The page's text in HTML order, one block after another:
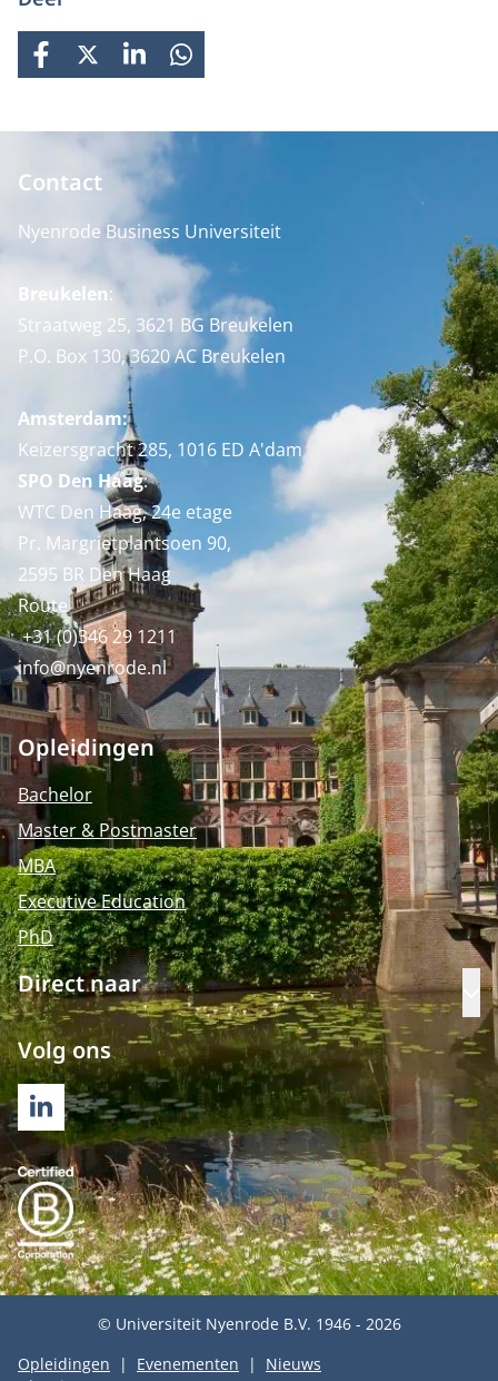
FACEBOOK
X LINKEDINWHATSAPP
Contact
Nyenrode Business Universiteit
Breukelen:
Straatweg 25, 3621 BG Breukelen
P.O. Box 130, 3620 AC Breukelen
Amsterdam:
Keizersgracht 285, 1016 ED A'dam
SPO Den Haag:
WTC Den Haag, 24e etage
Pr. Margrietplantsoen 90,
2595 BR Den Haag
Route
+31 (0)346 29 1211
info@nyenrode.nl
Opleidingen
Bachelor
Master & Postmaster
MBA
Executive Education
PhD
Direct naar
Volg ons
LINKEDIN
© Universiteit Nyenrode B.V. 1946 - 2026
Opleidingen
Evenementen
Nieuws